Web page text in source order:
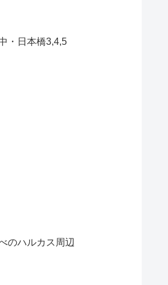
・日本橋3,4,5
のハルカス周辺